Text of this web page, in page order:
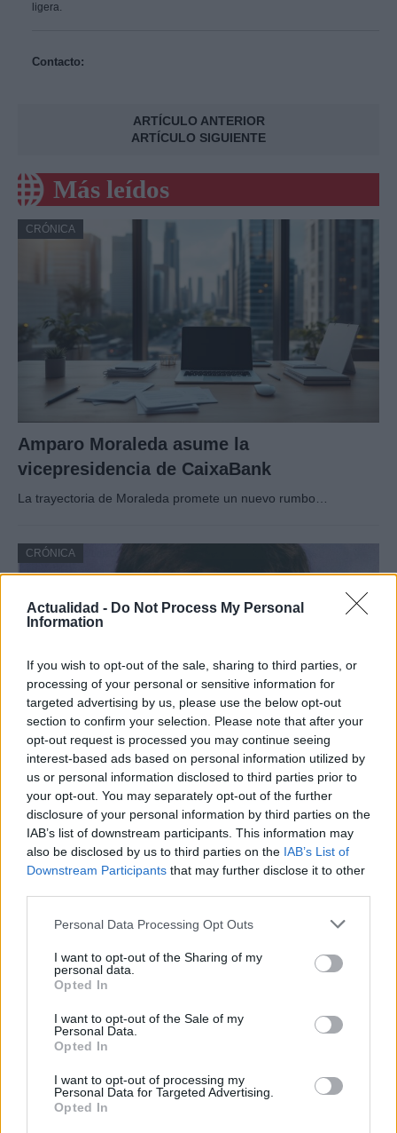
Actualidad - Do Not Process My Personal
Information
If you wish to opt-out of the sale, sharing to third parties, or
processing of your personal or sensitive information for
targeted advertising by us, please use the below opt-out
section to confirm your selection. Please note that after your
opt-out request is processed you may continue seeing
interest-based ads based on personal information utilized by
us or personal information disclosed to third parties prior to
your opt-out. You may separately opt-out of the further
disclosure of your personal information by third parties on the
IAB’s list of downstream participants. This information may
also be disclosed by us to third parties on the IAB’s List of
Downstream Participants that may further disclose it to other
Please note that this website/app uses one or more Google
not limited to your visit or usage behaviour. You may click to
grant or deny consent to Google and its third-party tags to
use your data for below specified purposes in below Google
consent section.
Personal Data Processing Opt Outs
I want to opt-out of the Sharing of my
personal data.
Opted In
I want to opt-out of the Sale of my
Personal Data.
Opted In
I want to opt-out of processing my
Personal Data for Targeted Advertising.
Opted In
ligera.
Contacto:
ARTÍCULO ANTERIOR
ARTÍCULO SIGUIENTE
Más leídos
CRÓNICA
Amparo Moraleda asume la
vicepresidencia de CaixaBank
La trayectoria de Moraleda promete un nuevo rumbo…
CRÓNICA
Nuevo giro en el caso Yéremi Vargas:
desvelan el informe forense
El ‘caso Yéremi Vargas’, el niño desaparecido en 2007…
CRÓNICA
Tragedia en Santa Susanna: un bombero
fallece durante un incendio en un hotel